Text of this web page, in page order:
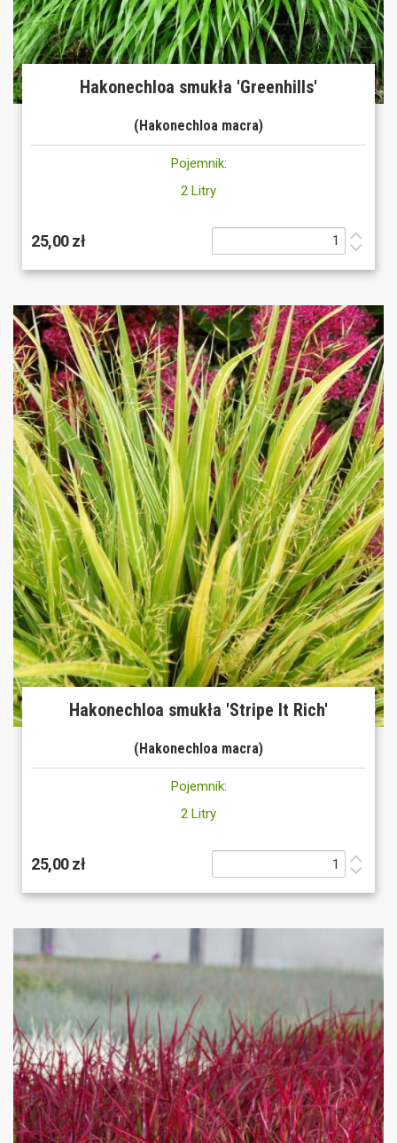
Hakonechloa smukła 'Greenhills'
(Hakonechloa macra)
Pojemnik:
2 Litry
25,00 zł
Hakonechloa smukła 'Stripe It Rich'
(Hakonechloa macra)
Pojemnik:
2 Litry
25,00 zł